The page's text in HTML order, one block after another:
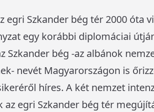
Szkander bég tér 2000 óta
egy korábbi diplomáciai
Szkander bég -az albánok
nevét Magyarországon is
híres. A két nemzet
egri Szkander bég tér